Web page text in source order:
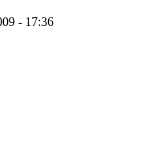
- 17:36